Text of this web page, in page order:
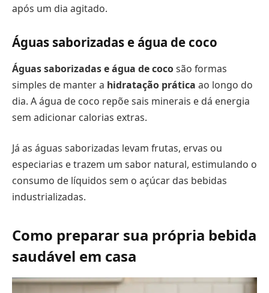
após um dia agitado.
Águas saborizadas e água de coco
Águas saborizadas e água de cocosão formas
simples de manter a hidratação prática ao longo do
dia. A água de coco repõe sais minerais e dá energia
sem adicionar calorias extras.
Já as águas saborizadas levam frutas, ervas ou
especiarias e trazem um sabor natural, estimulando o
consumo de líquidos sem o açúcar das bebidas
industrializadas.
Como preparar sua própria bebida
saudável em casa